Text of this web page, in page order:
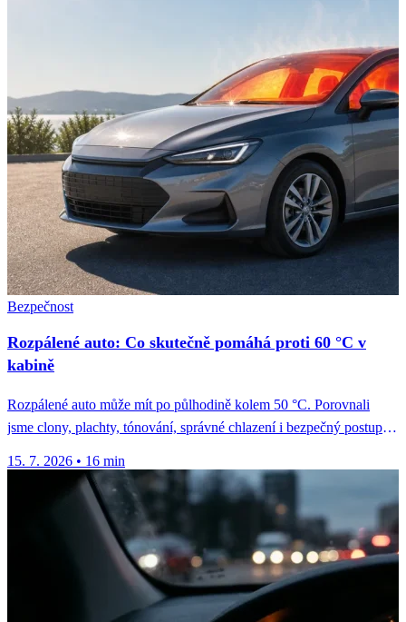
Bezpečnost
Rozpálené auto: Co skutečně pomáhá proti 60 °C v
kabině
Rozpálené auto může mít po půlhodině kolem 50 °C. Porovnali
jsme clony, plachty, tónování, správné chlazení i bezpečný postup
15. 7. 2026 • 16 min